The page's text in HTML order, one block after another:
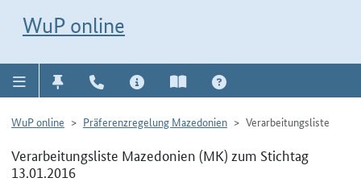
WuP online
WuP online Präferenzregelung Mazedonien Verarbeitungsliste
Verarbeitungsliste Mazedonien (MK) zum Stichtag
13.01.2016